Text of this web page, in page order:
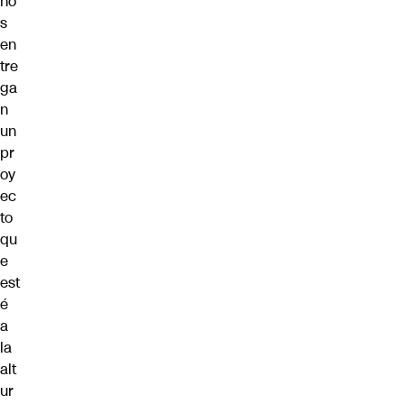
s
en
tre
ga
n
un
pr
oy
ec
to
qu
e
est
é
a
la
alt
ur